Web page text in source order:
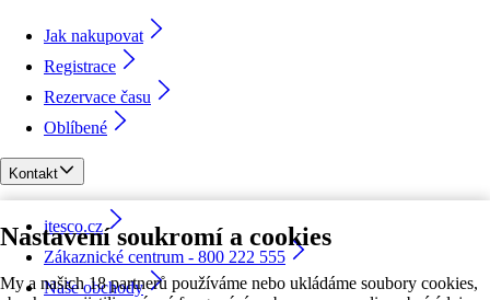
Nastavení soukromí a cookies
My a našich 18 partnerů používáme nebo ukládáme soubory cookies,
Jak nakupovat
Registrace
Rezervace času
Oblíbené
Kontakt
itesco.cz
Zákaznické centrum - 800 222 555
Naše obchody